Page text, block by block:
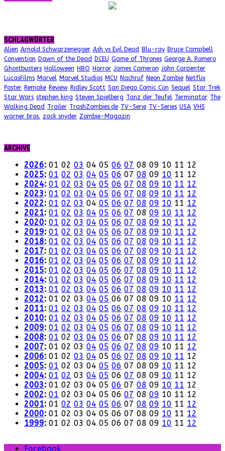
SCHLAGWÖRTER
Alien Arnold Schwarzenegger Ash vs Evil Dead Blu-ray Bruce Campbell
Convention Dawn of the Dead DCEU Game of Thrones George A. Romero
Ghostbusters Halloween HBO Horror James Cameron John Carpenter
LucasFilms Marvel Marvel Studios MCU Nachruf Neon Zombie Netflix
Poster Remake Review Ridley Scott San Diego Comic Con Sequel Star Trek
Star Wars stephen king Steven Spielberg Tanz der Teufel Terminator The
Walking Dead Trailer TrashZombies.de TV-Serie TV-Series USA VHS
warner bros. zack snyder Zombie-Magazin
ARCHIVE
2026: 01 02 03 04 05 06 07 08 09 10 11 12
2025: 01 02 03 04 05 06 07 08 09 10 11 12
2024: 01 02 03 04 05 06 07 08 09 10 11 12
2023: 01 02 03 04 05 06 07 08 09 10 11 12
2022: 01 02 03 04 05 06 07 08 09 10 11 12
2021: 01 02 03 04 05 06 07 08 09 10 11 12
2020: 01 02 03 04 05 06 07 08 09 10 11 12
2019: 01 02 03 04 05 06 07 08 09 10 11 12
2018: 01 02 03 04 05 06 07 08 09 10 11 12
2017: 01 02 03 04 05 06 07 08 09 10 11 12
2016: 01 02 03 04 05 06 07 08 09 10 11 12
2015: 01 02 03 04 05 06 07 08 09 10 11 12
2014: 01 02 03 04 05 06 07 08 09 10 11 12
2013: 01 02 03 04 05 06 07 08 09 10 11 12
2012: 01 02 03 04 05 06 07 08 09 10 11 12
2011: 01 02 03 04 05 06 07 08 09 10 11 12
2010: 01 02 03 04 05 06 07 08 09 10 11 12
2009: 01 02 03 04 05 06 07 08 09 10 11 12
2008: 01 02 03 04 05 06 07 08 09 10 11 12
2007: 01 02 03 04 05 06 07 08 09 10 11 12
2006: 01 02 03 04 05 06 07 08 09 10 11 12
2005: 01 02 03 04 05 06 07 08 09 10 11 12
2004: 01 02 03 04 05 06 07 08 09 10 11 12
2003: 01 02 03 04 05 06 07 08 09 10 11 12
2002: 01 02 03 04 05 06 07 08 09 10 11 12
2001: 01 02 03 04 05 06 07 08 09 10 11 12
2000: 01 02 03 04 05 06 07 08 09 10 11 12
1999: 01 02 03 04 05 06 07 08 09 10 11 12
Facebook